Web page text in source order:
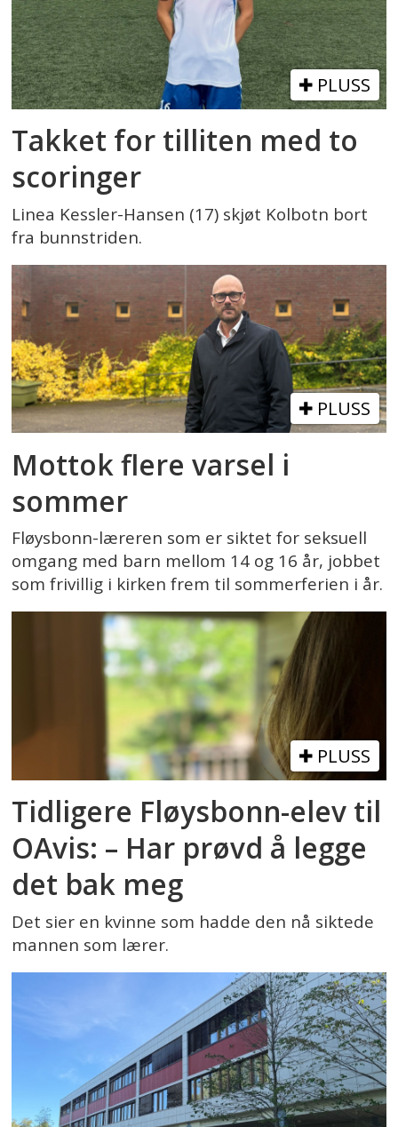
PLUSS
Takket for tilliten med to
scoringer
Linea Kessler-Hansen (17) skjøt Kolbotn bort
fra bunnstriden.
PLUSS
Mottok flere varsel i
sommer
Fløysbonn-læreren som er siktet for seksuell
omgang med barn mellom 14 og 16 år, jobbet
som frivillig i kirken frem til sommerferien i år.
PLUSS
Tidligere Fløysbonn-elev til
OAvis: – Har prøvd å legge
det bak meg
Det sier en kvinne som hadde den nå siktede
mannen som lærer.